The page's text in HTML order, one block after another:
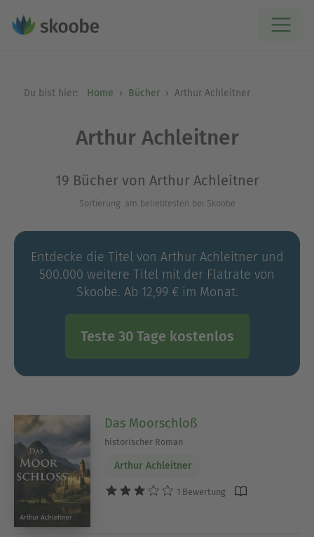
Du bist hier: Home Bücher Arthur Achleitner
Arthur Achleitner
19 Bücher von Arthur Achleitner
Sortierung: am beliebtesten bei Skoobe
Entdecke die Titel von Arthur Achleitner und
500.000 weitere Titel mit der Flatrate von
Skoobe. Ab 12,99 € im Monat.
Teste 30 Tage kostenlos
Das Moorschloß
historischer Roman
Arthur Achleitner
1 Bewertung